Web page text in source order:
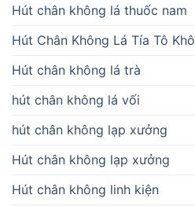
Hút chân không lá thuốc nam
Hút Chân Không Lá Tía Tô Khô
Hút chân không lá trà
hút chân không lá vối
hút chân không lạp xưởng
Hút chân không lạp xưởng
Hút chân không linh kiện